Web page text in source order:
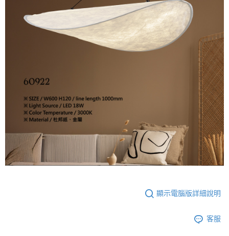
顯示電腦版詳細說明
客服